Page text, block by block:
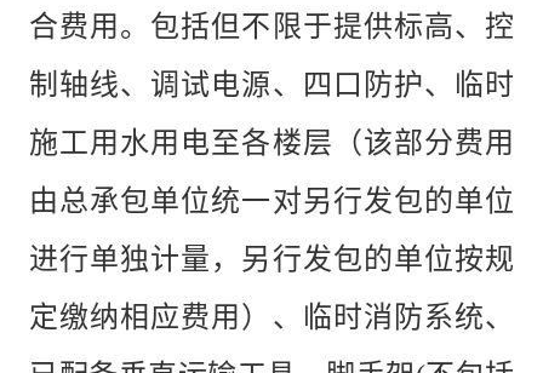
合费用。包括但不限于提供标高、控
制轴线、调试电源、四口防护、临时
施工用水用电至各楼层（该部分费用
由总承包单位统一对另行发包的单位
进行单独计量，另行发包的单位按规
定缴纳相应费用）、临时消防系统、